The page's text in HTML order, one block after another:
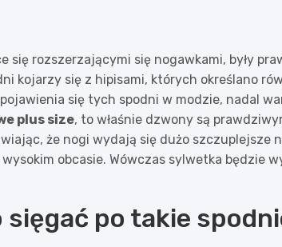
się rozszerzającymi się nogawkami, były
kojarzy się z hipisami, których określano
się tych spodni w modzie, nadal
plus size, to właśnie dzwony są
że nogi wydają się dużo szczuplejsze
obcasie. Wówczas sylwetka będzie
po takie